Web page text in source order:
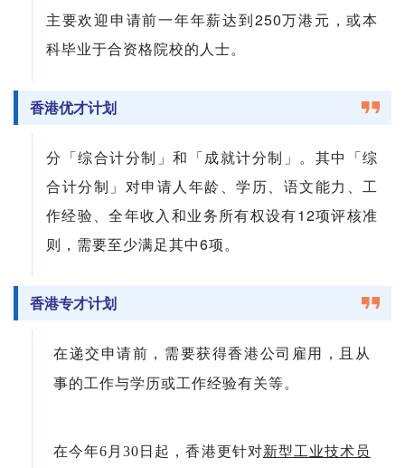
主要欢迎申请前一年年薪达到250万港元，或本
科毕业于合资格院校的人士。
香港优才计划
分「综合计分制」和「成就计分制」。其中「综
合计分制」对申请人年龄、学历、语文能力、工
作经验、全年收入和业务所有权设有12项评核准
则，需要至少满足其中6项。
香港专才计划
在递交申请前，需要获得香港公司雇用，且从
事的工作与学历或工作经验有关等。
在今年6月30日起，香港更针对新型工业技术员